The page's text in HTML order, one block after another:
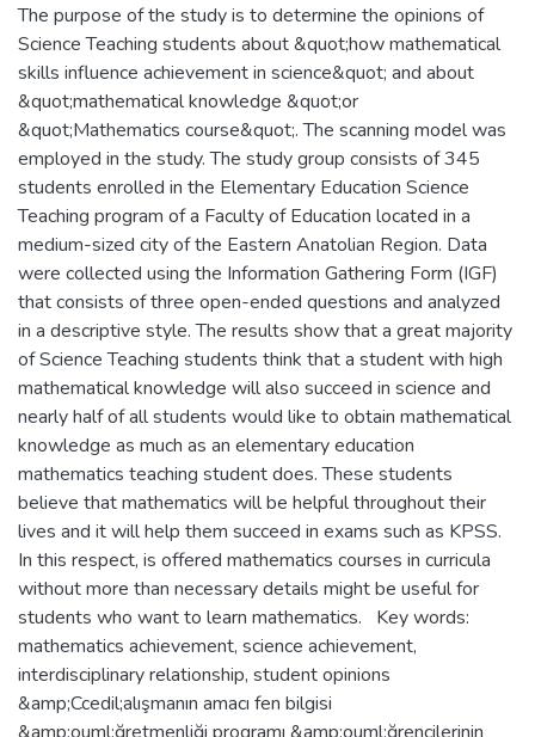
The purpose of the study is to determine the opinions of
Science Teaching students about &quot;how mathematical
skills influence achievement in science&quot; and about
&quot;mathematical knowledge &quot;or
&quot;Mathematics course&quot;. The scanning model was
employed in the study. The study group consists of 345
students enrolled in the Elementary Education Science
Teaching program of a Faculty of Education located in a
medium-sized city of the Eastern Anatolian Region. Data
were collected using the Information Gathering Form (IGF)
that consists of three open-ended questions and analyzed
in a descriptive style. The results show that a great majority
of Science Teaching students think that a student with high
mathematical knowledge will also succeed in science and
nearly half of all students would like to obtain mathematical
knowledge as much as an elementary education
mathematics teaching student does. These students
believe that mathematics will be helpful throughout their
lives and it will help them succeed in exams such as KPSS.
In this respect, is offered mathematics courses in curricula
without more than necessary details might be useful for
students who want to learn mathematics. Key words:
mathematics achievement, science achievement,
interdisciplinary relationship, student opinions
&amp;Ccedil;alışmanın amacı fen bilgisi